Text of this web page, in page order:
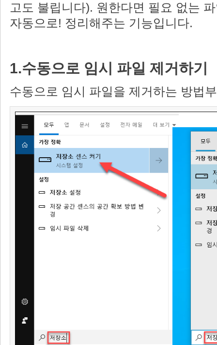
고도 불립니다). 원한다면 필요 없는
자동으로! 정리해주는 기능입니다.
1.수동으로 임시 파일 제거하기
수동으로 임시 파일을 제거하는 방법